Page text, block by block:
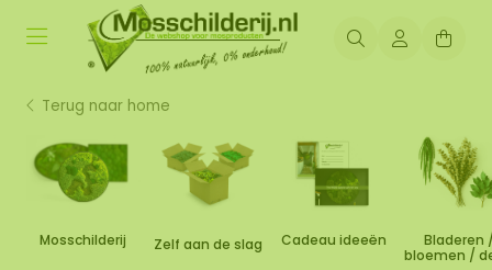
Terug naar home
Mosschilderij Zelf aan de slag Cadeau ideeën
Bladeren
bloemen /